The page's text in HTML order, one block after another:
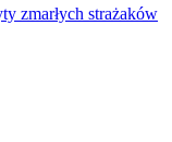
zmarłych strażaków